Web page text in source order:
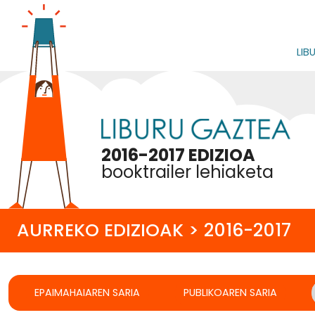
2016-2017 EDIZIOA
booktrailer lehiaketa
AURREKO EDIZIOAK > 2016-2017
EPAIMAHAIAREN SARIA PUBLIKOAREN SARIA